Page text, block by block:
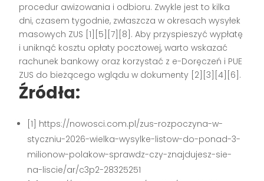
procedur awizowania i odbioru. Zwykle jest to kilka
dni, czasem tygodnie, zwłaszcza w okresach wysyłek
masowych ZUS [1][5][7][8]. Aby przyspieszyć wypłatę
i uniknąć kosztu opłaty pocztowej, warto wskazać
rachunek bankowy oraz korzystać z e-Doręczeń i PUE
ZUS do bieżącego wglądu w dokumenty [2][3][4][6].
Źródła:
[1] https://nowosci.com.pl/zus-rozpoczyna-w-
styczniu-2026-wielka-wysylke-listow-do-ponad-3-
milionow-polakow-sprawdz-czy-znajdujesz-sie-
na-liscie/ar/c3p2-28325251